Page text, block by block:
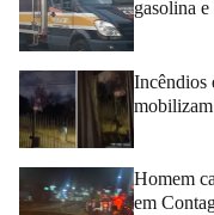
gasolina
Incêndios
Homem
em